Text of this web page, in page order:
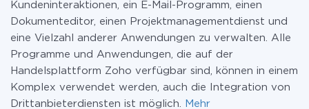
Kundeninteraktionen, ein E-Mail-Programm, einen
Dokumenteditor, einen Projektmanagementdienst und
eine Vielzahl anderer Anwendungen zu verwalten. Alle
Programme und Anwendungen, die auf der
Handelsplattform Zoho verfügbar sind, können in einem
Komplex verwendet werden, auch die Integration von
Drittanbieterdiensten ist möglich.
Mehr